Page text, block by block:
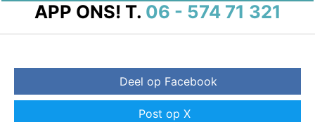
APP ONS! T. 06 - 574 71 321
Deel op Facebook
Post op X